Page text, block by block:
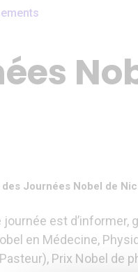
Journées Nobel de
journée est
en Médecine,
Prix Nobel de